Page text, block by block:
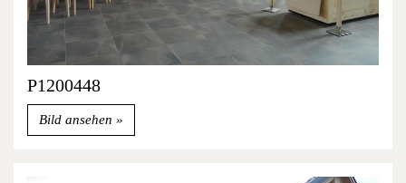
P1200448
Bild ansehen